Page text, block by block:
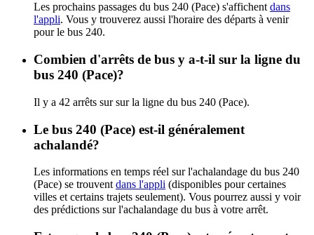
Les prochains passages du bus 240 (Pace) s'affichent dans
l'appli. Vous y trouverez aussi l'horaire des départs à venir
pour le bus 240.
Combien d'arrêts de bus y a-t-il sur la ligne du
bus 240 (Pace)?
Il y a 42 arrêts sur sur la ligne du bus 240 (Pace).
Le bus 240 (Pace) est-il généralement
achalandé?
Les informations en temps réel sur l'achalandage du bus 240
(Pace) se trouvent dans l'appli (disponibles pour certaines
villes et certains trajets seulement). Vous pourrez aussi y voir
des prédictions sur l'achalandage du bus à votre arrêt.